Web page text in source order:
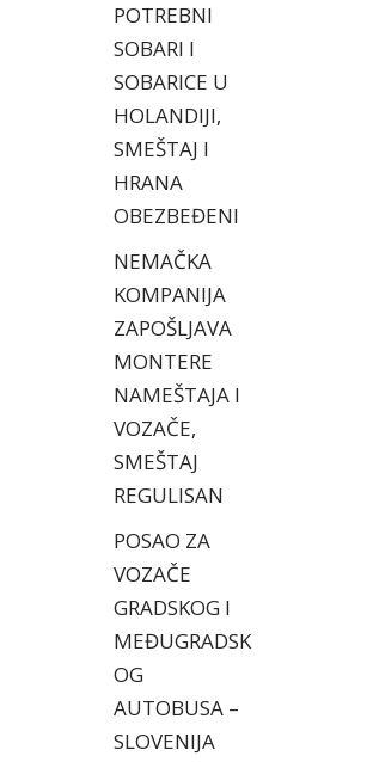
POTREBNI
SOBARI I
SOBARICE U
HOLANDIJI,
SMEŠTAJ I
HRANA
OBEZBEĐENI
NEMAČKA
KOMPANIJA
ZAPOŠLJAVA
MONTERE
NAMEŠTAJA I
VOZAČE,
SMEŠTAJ
REGULISAN
POSAO ZA
VOZAČE
GRADSKOG I
MEĐUGRADSK
OG
AUTOBUSA –
SLOVENIJA